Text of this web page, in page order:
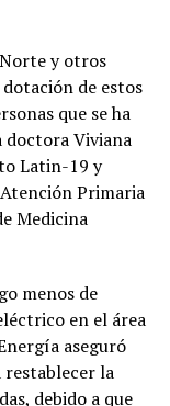
y otros
de estos
que se ha
doctora Viviana
Latin-19 y
Primaria
Medicina
menos de
en el área
aseguró
restablecer la
debido a que